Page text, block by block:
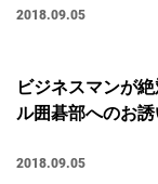
2018.09.05
ビジネスマンが
ル囲碁部へのお誘
2018.09.05